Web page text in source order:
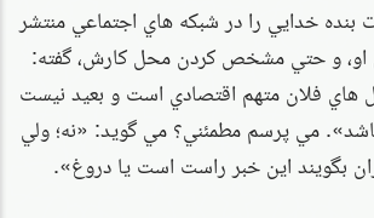
خدايي را در شبكه هاي اجتماعي منتشر
او، و حتي مشخص كردن محل كارش، گفته:
هاي فلان متهم اقتصادي است و بعيد نيست
مي پرسم مطمئني؟ مي گويد: «نه؛ ولي
بگويند اين خبر راست است يا دروغ».